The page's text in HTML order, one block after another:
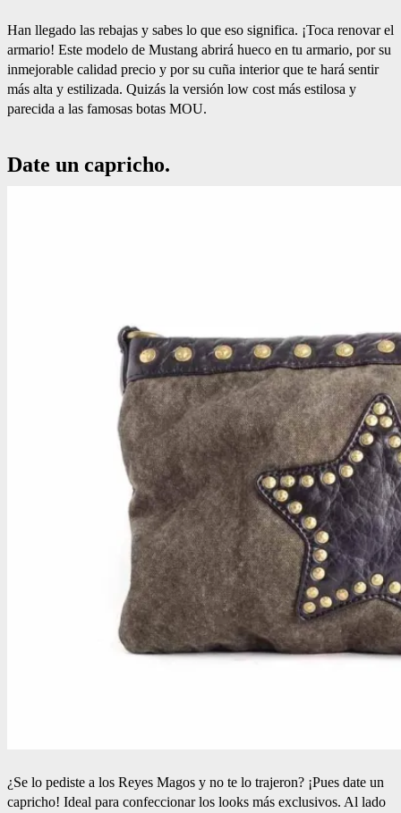
Han llegado las rebajas y sabes lo que eso significa. ¡Toca renovar el
armario! Este modelo de Mustang abrirá hueco en tu armario, por su
inmejorable calidad precio y por su cuña interior que te hará sentir
más alta y estilizada. Quizás la versión low cost más estilosa y
parecida a las famosas botas MOU.
Date un capricho.
¿Se lo pediste a los Reyes Magos y no te lo trajeron? ¡Pues date un
capricho! Ideal para confeccionar los looks más exclusivos. Al lado